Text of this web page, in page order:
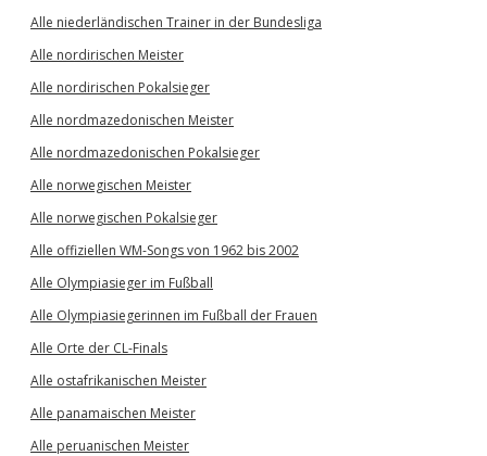
Alle niederländischen Trainer in der Bundesliga
Alle nordirischen Meister
Alle nordirischen Pokalsieger
Alle nordmazedonischen Meister
Alle nordmazedonischen Pokalsieger
Alle norwegischen Meister
Alle norwegischen Pokalsieger
Alle offiziellen WM-Songs von 1962 bis 2002
Alle Olympiasieger im Fußball
Alle Olympiasiegerinnen im Fußball der Frauen
Alle Orte der CL-Finals
Alle ostafrikanischen Meister
Alle panamaischen Meister
Alle peruanischen Meister